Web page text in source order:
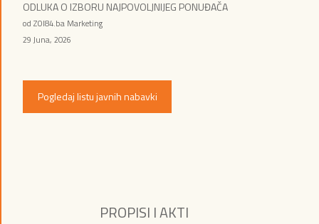
ODLUKA O IZBORU NAJPOVOLJNIJEG PONUĐAČA
od ZOI84.ba Marketing
29 Juna, 2026
Pogledaj listu javnih nabavki
PROPISI I AKTI